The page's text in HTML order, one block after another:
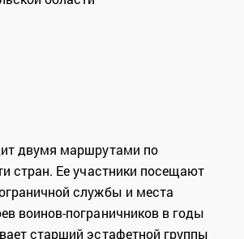
двумя маршрутами по
стран. Ее участники посещают
службы и места
воинов-пограничников в годы
старший эстафетной группы